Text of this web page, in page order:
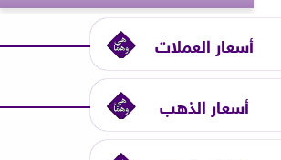
أسعار العملات
أسعار الذهب